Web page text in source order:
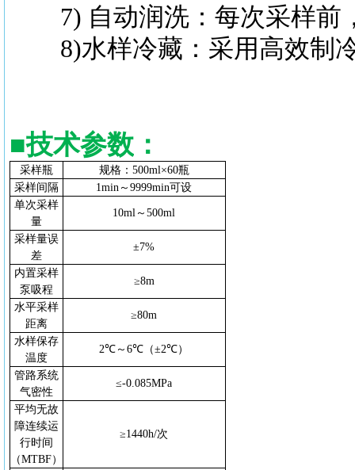
7) 自动润洗：每次采样前
8)水样冷藏：采用高效制
■技术参数 ：
采样瓶 规格： 500ml×60瓶
采样间隔
1min～9999min可设
单次采样
量
10ml～500ml
采样量误
差
±7%
内置采样
泵吸程
≥8m
水平采样
距离
≥80m
水样保存
温度
2℃～6℃（±2℃）
管路系统
气密性
≤-0.085MPa
平均无故
障连续运
行时间
（MTBF）
≥1440h/次